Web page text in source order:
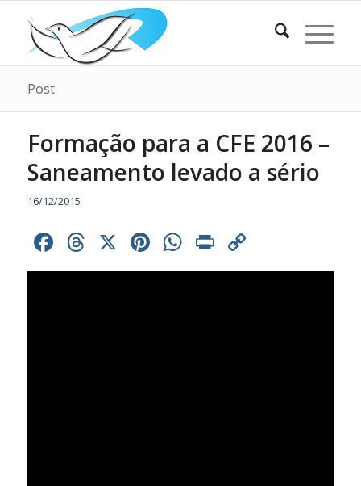
Post
Formação para a CFE 2016 –
Saneamento levado a sério
16/12/2015
Facebook
Threads
X Pinterest
WhatsApp
Print
Link